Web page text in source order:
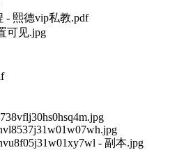
熙德vip私教.pdf
可见.jpg
- 副本.jpg